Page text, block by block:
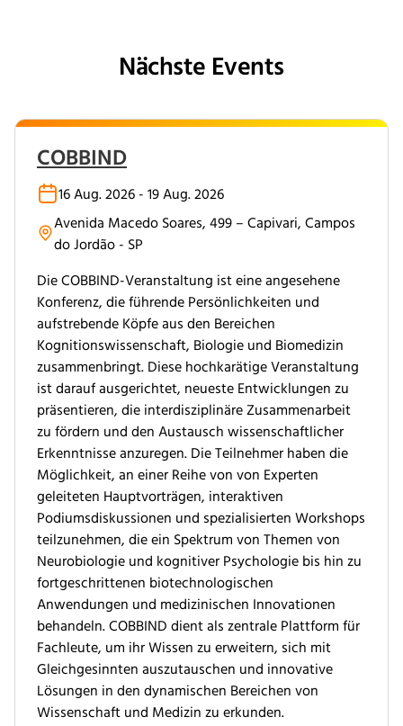
Nächste Events
COBBIND
16 Aug. 2026 - 19 Aug. 2026
Avenida Macedo Soares, 499 – Capivari, Campos
do Jordão - SP
Die COBBIND-Veranstaltung ist eine angesehene
Konferenz, die führende Persönlichkeiten und
aufstrebende Köpfe aus den Bereichen
Kognitionswissenschaft, Biologie und Biomedizin
zusammenbringt. Diese hochkarätige Veranstaltung
ist darauf ausgerichtet, neueste Entwicklungen zu
präsentieren, die interdisziplinäre Zusammenarbeit
zu fördern und den Austausch wissenschaftlicher
Erkenntnisse anzuregen. Die Teilnehmer haben die
Möglichkeit, an einer Reihe von von Experten
geleiteten Hauptvorträgen, interaktiven
Podiumsdiskussionen und spezialisierten Workshops
teilzunehmen, die ein Spektrum von Themen von
Neurobiologie und kognitiver Psychologie bis hin zu
fortgeschrittenen biotechnologischen
Anwendungen und medizinischen Innovationen
behandeln. COBBIND dient als zentrale Plattform für
Fachleute, um ihr Wissen zu erweitern, sich mit
Gleichgesinnten auszutauschen und innovative
Lösungen in den dynamischen Bereichen von
Wissenschaft und Medizin zu erkunden.